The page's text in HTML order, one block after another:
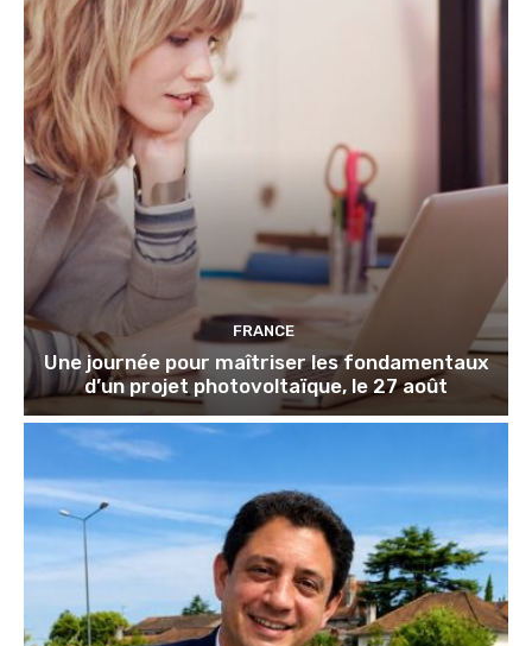
FRANCE
Une journée pour maîtriser les fondamentaux
d’un projet photovoltaïque, le 27 août